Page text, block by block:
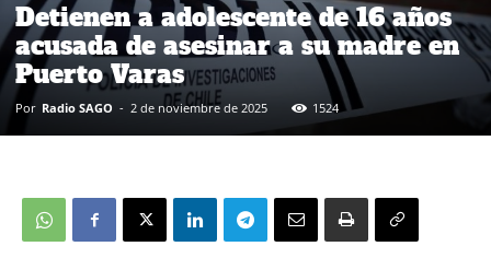
Detienen a adolescente de 16 años
acusada de asesinar a su madre en
Puerto Varas
Por Radio SAGO - 2 de noviembre de 2025 1524